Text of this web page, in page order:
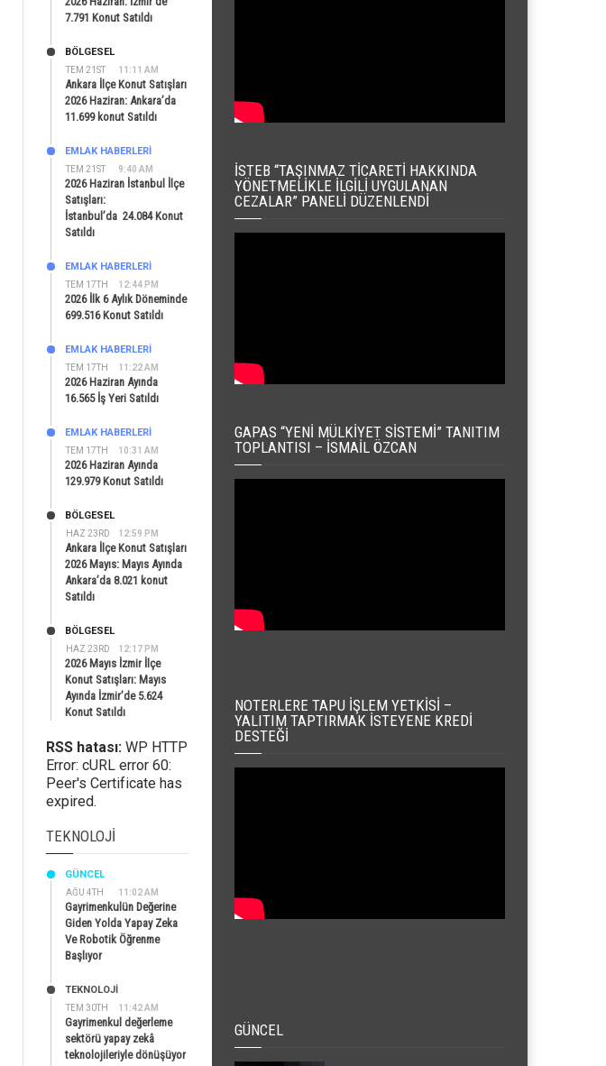
7.791 Konut Satıldı
TEM 21ST 11:11 AM
BÖLGESEL
Ankara İlçe Konut Satışları
2026 Haziran: Ankara’da
11.699 konut Satıldı
TEM 21ST 9:40 AM
EMLAK HABERLERI
2026 Haziran İstanbul İlçe
Satışları:
İstanbul’da 24.084 Konut
Satıldı
TEM 17TH 12:44 PM
EMLAK HABERLERI
2026 İlk 6 Aylık Döneminde
699.516 Konut Satıldı
TEM 17TH 11:22 AM
EMLAK HABERLERI
2026 Haziran Ayında
16.565 İş Yeri Satıldı
TEM 17TH 10:31 AM
EMLAK HABERLERI
2026 Haziran Ayında
129.979 Konut Satıldı
HAZ 23RD 12:59 PM
BÖLGESEL
Ankara İlçe Konut Satışları
2026 Mayıs: Mayıs Ayında
Ankara’da 8.021 konut
Satıldı
HAZ 23RD 12:17 PM
BÖLGESEL
2026 Mayıs İzmir İlçe
Konut Satışları: Mayıs
Ayında İzmir’de 5.624
Konut Satıldı
RSS hatası: WP HTTP
Error: cURL error 60:
Peer's Certificate has
expired.
TEKNOLOJI
AĞU 4TH 11:02 AM
GÜNCEL
Gayrimenkulün Değerine
Giden Yolda Yapay Zeka
Ve Robotik Öğrenme
Başlıyor
TEM 30TH 11:42 AM
TEKNOLOJİ
Gayrimenkul değerleme
sektörü yapay zekâ
teknolojileriyle dönüşüyor
İSTEB “TAŞINMAZ TICARETI HAKKINDA
YÖNETMELIKLE İLGILI UYGULANAN
CEZALAR” PANELI DÜZENLENDI
GAPAS “YENI MÜLKIYET SISTEMI” TANITIM
TOPLANTISI – İSMAIL ÖZCAN
NOTERLERE TAPU İŞLEM YETKISI –
YALITIM TAPTIRMAK İSTEYENE KREDI
DESTEĞI
GÜNCEL